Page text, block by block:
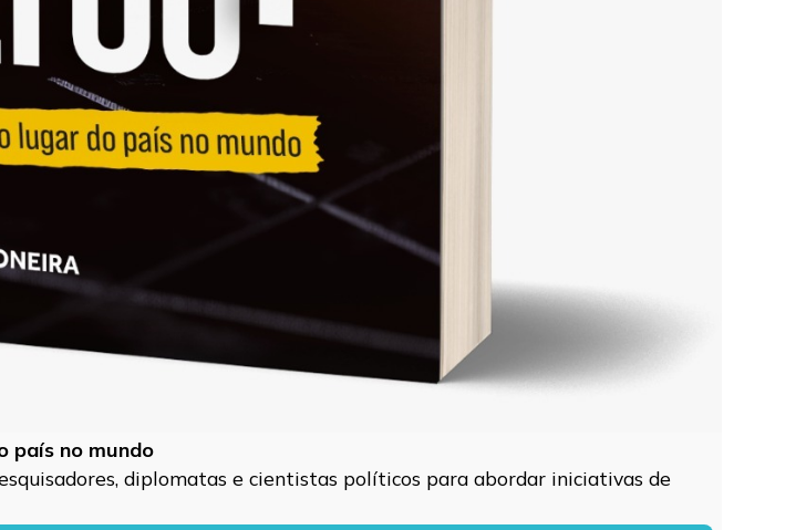
país no mundo
diplomatas e cientistas políticos para abordar iniciativas de